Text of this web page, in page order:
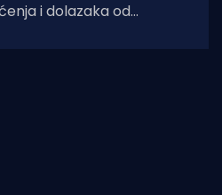
i dolazaka od